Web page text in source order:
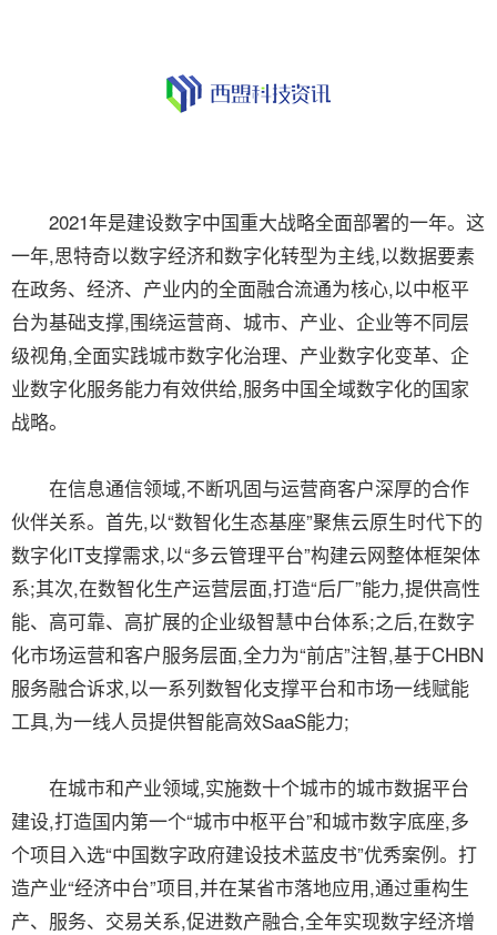
2021年是建设数字中国重大战略全面部署的一年。这
一年,思特奇以数字经济和数字化转型为主线,以数据要素
在政务、经济、产业内的全面融合流通为核心,以中枢平
台为基础支撑,围绕运营商、城市、产业、企业等不同层
级视角,全面实践城市数字化治理、产业数字化变革、企
业数字化服务能力有效供给,服务中国全域数字化的国家
战略。
在信息通信领域,不断巩固与运营商客户深厚的合作
伙伴关系。首先,以“数智化生态基座”聚焦云原生时代下的
数字化IT支撑需求,以“多云管理平台”构建云网整体框架体
系;其次,在数智化生产运营层面,打造“后厂”能力,提供高性
能、高可靠、高扩展的企业级智慧中台体系;之后,在数字
化市场运营和客户服务层面,全力为“前店”注智,基于CHBN
服务融合诉求,以一系列数智化支撑平台和市场一线赋能
工具,为一线人员提供智能高效SaaS能力;
在城市和产业领域,实施数十个城市的城市数据平台
建设,打造国内第一个“城市中枢平台”和城市数字底座,多
个项目入选“中国数字政府建设技术蓝皮书”优秀案例。打
造产业“经济中台”项目,并在某省市落地应用,通过重构生
产、服务、交易关系,促进数产融合,全年实现数字经济增